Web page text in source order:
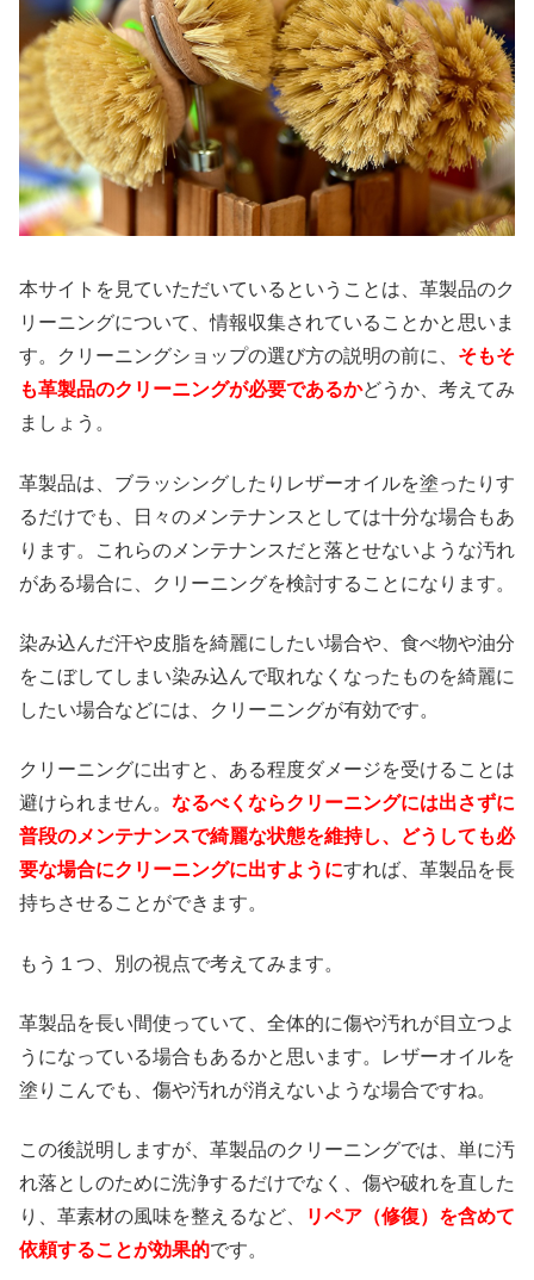
本サイトを見ていただいているということは、革製品のク
リーニングについて、情報収集されていることかと思いま
す。クリーニングショップの選び方の説明の前に、 そもそ
も革製品のクリーニングが必要であるかどうか、考えてみ
ましょう。
革製品は、ブラッシングしたりレザーオイルを塗ったりす
るだけでも、日々のメンテナンスとしては十分な場合もあ
ります。これらのメンテナンスだと落とせないような汚れ
がある場合に、クリーニングを検討することになります。
染み込んだ汗や皮脂を綺麗にしたい場合や、食べ物や油分
をこぼしてしまい染み込んで取れなくなったものを綺麗に
したい場合などには、クリーニングが有効です。
クリーニングに出すと、ある程度ダメージを受けることは
避けられません。 なるべくならクリーニングには出さずに
普段のメンテナンスで綺麗な状態を維持し、どうしても必
要な場合にクリーニングに出すようにすれば、革製品を長
持ちさせることができます。
もう１つ、別の視点で考えてみます。
革製品を長い間使っていて、全体的に傷や汚れが目立つよ
うになっている場合もあるかと思います。レザーオイルを
塗りこんでも、傷や汚れが消えないような場合ですね。
この後説明しますが、革製品のクリーニングでは、単に汚
れ落としのために洗浄するだけでなく、傷や破れを直した
り、革素材の風味を整えるなど、
リペア（修復）を含めて
依頼することが効果的です。